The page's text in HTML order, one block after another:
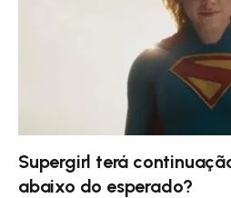
Supergirl terá
abaixo do esperado?